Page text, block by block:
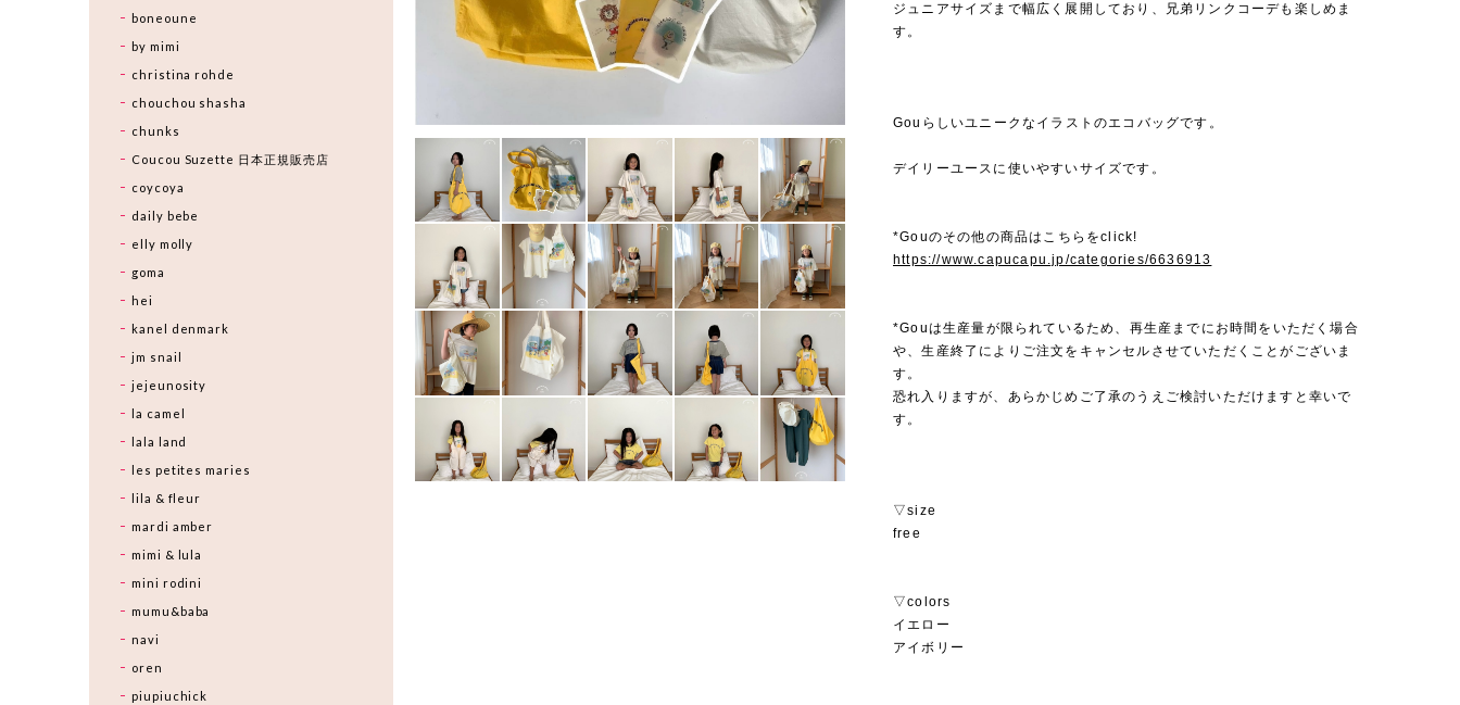
ジュニアサイズまで幅広く展開しており、兄弟リンクコーデも楽しめま
す。
Gouらしいユニークなイラストのエコバッグです。
デイリーユースに使いやすいサイズです。
*Gouのその他の商品はこちらをclick!
https://www.capucapu.jp/categories/6636913
*Gouは生産量が限られているため、再生産までにお時間をいただく場合
や、生産終了によりご注文をキャンセルさせていただくことがございま
す。
恐れ入りますが、あらかじめご了承のうえご検討いただけますと幸いで
す。
▽size
free
▽colors
イエロー
アイボリー
boneoune
by mimi
christina rohde
chouchou shasha
chunks
Coucou Suzette 日本正規販売店
coycoya
daily bebe
elly molly
goma
hei
kanel denmark
jm snail
jejeunosity
la camel
lala land
les petites maries
lila & fleur
mardi amber
mimi & lula
mini rodini
mumu&baba
navi
oren
piupiuchick